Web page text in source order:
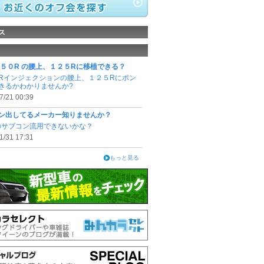
０R の腰上、１２５Rに移植できる？
インジェクションの腰上、１２５Rにポン
るかわかりませんか?
21 00:39
出してるメーカー知りませんか？
ブコン流用できないかな？
31 17:31
もっと見る